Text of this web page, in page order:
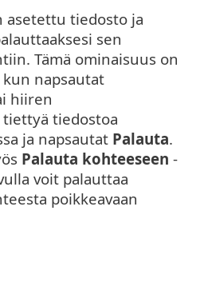
asetettu tiedosto ja
sen
Tämä ominaisuus on
napsautat
hiiren
tiedostoa
ja napsautat Palauta.
Palauta kohteeseen -
voit palauttaa
poikkeavaan